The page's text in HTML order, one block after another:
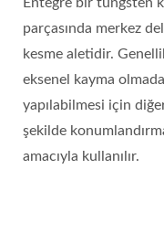
parçasında merkez
kesme aletidir.
eksenel kayma
yapılabilmesi için
şekilde
amacıyla kullanılır.